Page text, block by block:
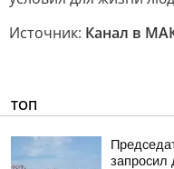
Источник: Канал в
ТОП
запросил